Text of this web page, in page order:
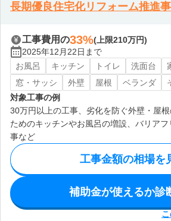
長期優良住宅化リフォーム推進
工事費用の33%(上限210万円)
2025年12月22日まで
お風呂
キッチン トイレ 洗面台
窓・サッシ
外壁 屋根 ベランダ
対象工事の例
30万円以上の工事、劣化を防ぐ外壁・屋
ためのキッチンやお風呂の増設、バリア
事など
工事金額の相場を
補助金が使えるか診